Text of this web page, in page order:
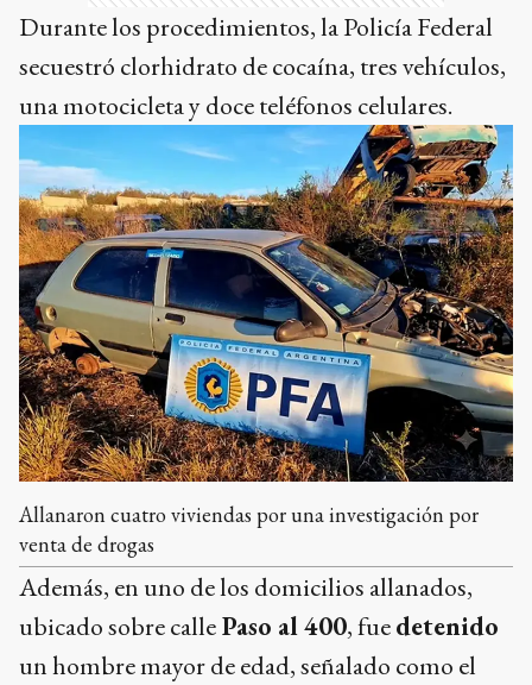
Durante los procedimientos, la Policía Federal
secuestró clorhidrato de cocaína, tres vehículos,
una motocicleta y doce teléfonos celulares.
Allanaron cuatro viviendas por una investigación por
venta de drogas
Además, en uno de los domicilios allanados,
ubicado sobre callePaso al 400, fuedetenido
un hombre mayor de edad, señalado como el